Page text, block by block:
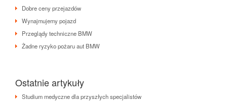
Dobre ceny przejazdów
Wynajmujemy pojazd
Przeglądy techniczne BMW
Żadne ryzyko pożaru aut BMW
Ostatnie artykuły
Studium medyczne dla przyszłych specjalistów